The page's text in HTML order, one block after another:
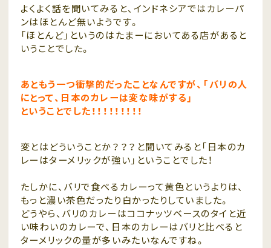
よくよく話を聞いてみると、インドネシアではカレーパ
ンはほとんど無いようです。
「ほとんど」というのはたまーにおいてある店があると
いうことでした。
あともう一つ衝撃的だったことなんですが、「バリの人
にとって、日本のカレーは変な味がする」
ということでした！！！！！！！！！
変とはどういうことか？？？と聞いてみると「日本のカ
レーはターメリックが強い」ということでした！
たしかに、バリで食べるカレーって黄色というよりは、
もっと濃い茶色だったり白かったりしていました。
どうやら、バリのカレーはココナッツベースのタイと近
い味わいのカレーで、日本のカレーはバリと比べると
ターメリックの量が多いみたいなんですね。